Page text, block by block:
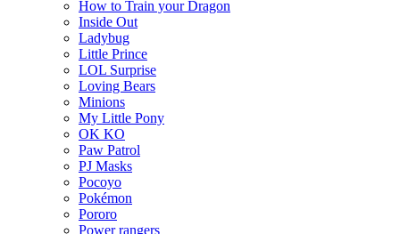
How to Train your Dragon
Inside Out
Ladybug
Little Prince
LOL Surprise
Loving Bears
Minions
My Little Pony
OK KO
Paw Patrol
PJ Masks
Pocoyo
Pokémon
Pororo
Power rangers